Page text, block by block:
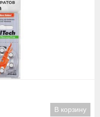
В корзину